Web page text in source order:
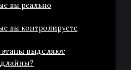
вы реально
вы контролируете
этапы выделяют